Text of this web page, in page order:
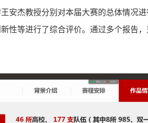
安杰教授分别对本届大赛的总体情况
性等进行了综合评价。通过多个报告